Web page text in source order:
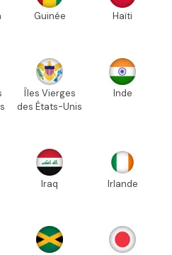
Guinée Haïti
Îles Vierges
des États-Unis
Inde
Iraq Irlande